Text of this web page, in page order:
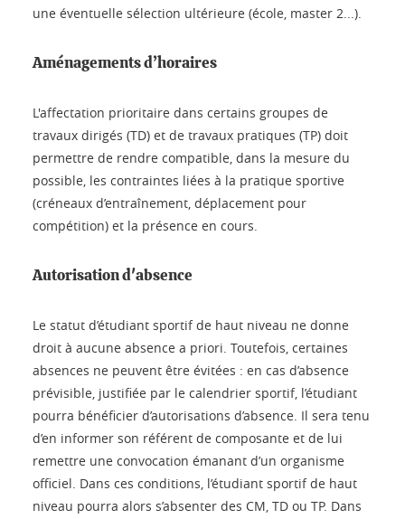
une éventuelle sélection ultérieure (école, master 2...).
Aménagements d’horaires
L'affectation prioritaire dans certains groupes de
travaux dirigés (TD) et de travaux pratiques (TP) doit
permettre de rendre compatible, dans la mesure du
possible, les contraintes liées à la pratique sportive
(créneaux d’entraînement, déplacement pour
compétition) et la présence en cours.
Autorisation d'absence
Le statut d’étudiant sportif de haut niveau ne donne
droit à aucune absence a priori. Toutefois, certaines
absences ne peuvent être évitées : en cas d’absence
prévisible, justifiée par le calendrier sportif, l’étudiant
pourra bénéficier d’autorisations d’absence. Il sera tenu
d’en informer son référent de composante et de lui
remettre une convocation émanant d’un organisme
officiel. Dans ces conditions, l’étudiant sportif de haut
niveau pourra alors s’absenter des CM, TD ou TP. Dans